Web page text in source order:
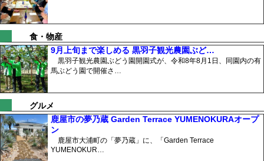
食・物産
9月上旬まで楽しめる 黒羽子観光農園ぶど…
黒羽子観光農園ぶどう園開園式が、令和8年8月1日、同園内の有
馬ぶどう園で開催さ…
グルメ
鹿屋市の夢乃蔵 Garden Terrace YUMENOKURAオープ
ン
鹿屋市大浦町の「夢乃蔵」に、「Garden Terrace
YUMENOKUR…